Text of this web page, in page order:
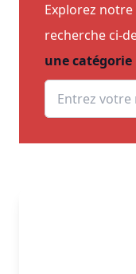
Explorez
recherche ci-
une catégorie